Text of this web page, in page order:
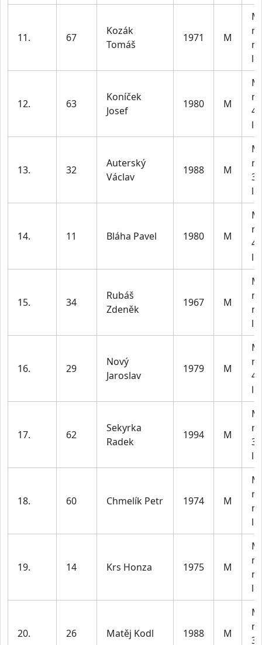
11. 67
Kozák
Tomáš
1971 M
let
12. 63
Koníček
Josef
1980 M
let
13. 32
Auterský
Václav
1988 M
let
14. 11 Bláha Pavel 1980 M
let
15. 34
Rubáš
Zdeněk
1967 M
let
16. 29
Nový
Jaroslav
1979 M
let
17. 62
Sekyrka
Radek
1994 M
let
18. 60 Chmelík Petr 1974 M
let
19. 14 Krs Honza 1975 M
let
20. 26 Matěj Kodl 1988 M